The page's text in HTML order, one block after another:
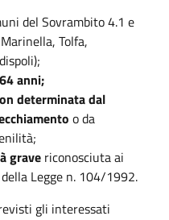
del Sovrambito 4.1 e
Tolfa,
anni;
determinata dal
o da
grave riconosciuta ai
Legge n. 104/1992.
gli interessati